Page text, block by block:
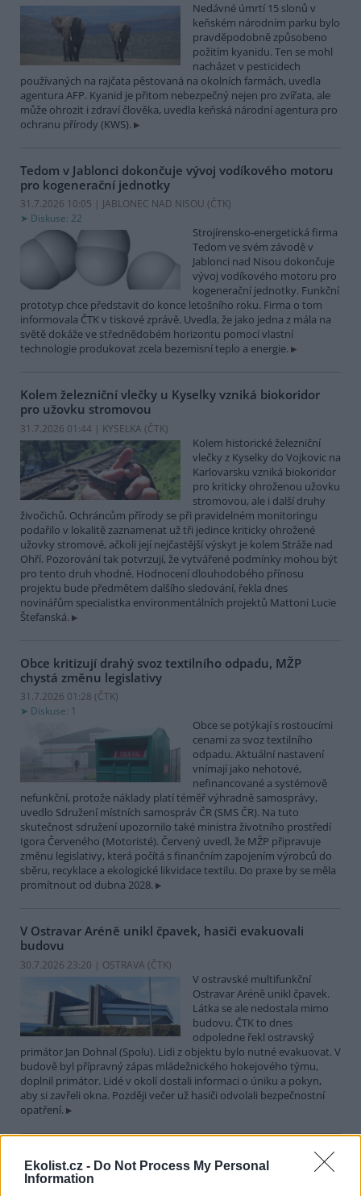
Ekolist.cz - Do Not Process My Personal
Information
Nedávné úmrtí 15 slonů v
keňském národním parku bylo
pravděpodobně způsobeno
požitím kyanidu. Ten se mohl
nacházet v pesticidech
používaných na rajčata pěstovaná na okolních farmách, uvedla
agentura AFP. Kyanid je přitom nebezpečný nejen pro zvířata, ale
může ohrozit i zdraví člověka, uvedla keňská národní agentura pro
ochranu přírody (KWS).
Tedom v Jablonci dokončuje vývoj vodíkového motoru
pro kogenerační jednotky
31.7.2026 10:05 | JABLONEC NAD NISOU (ČTK)
Diskuse: 22
Strojírensko-energetická firma
Tedom ve svém závodě v
Jablonci nad Nisou dokončuje
vývoj vodíkového motoru pro
kogenerační jednotky. Funkční
prototyp chce představit do konce letošního roku. Firma o tom
informovala ČTK v tiskové zprávě. Uvedla, že jako jedna z mála na
světě dokáže ve střednědobém horizontu pomocí vlastní
technologie produkovat zcela bezemisní teplo a energie.
Kolem železniční vlečky u Kyselky vzniká biokoridor
pro užovku stromovou
31.7.2026 01:44 | KYSELKA (ČTK)
Kolem historické železniční
vlečky z Kyselky do Vojkovic na
Karlovarsku vzniká biokoridor
pro kriticky ohroženou užovku
stromovou, ale i další druhy
živočichů. Ochráncům přírody se při pravidelném monitoringu
podařilo v lokalitě zaznamenat už tři jedince kriticky ohrožené
užovky stromové, ačkoli její nejčastější výskyt je kolem Stráže nad
Ohří. Pozorování tak potvrzují, že vytvářené podmínky mohou být
pro tento druh vhodné. Hodnocení dlouhodobého přínosu
projektu bude předmětem dalšího sledování, řekla dnes
novinářům specialistka environmentálních projektů Mattoni Lucie
Štefanská.
Obce kritizují drahý svoz textilního odpadu, MŽP
chystá změnu legislativy
31.7.2026 01:28 (ČTK)
Diskuse: 1
Obce se potýkají s rostoucími
cenami za svoz textilního
odpadu. Aktuální nastavení
vnímají jako nehotové,
nefinancované a systémově
nefunkční, protože náklady platí téměř výhradně samosprávy,
uvedlo Sdružení místních samospráv ČR (SMS ČR). Na tuto
skutečnost sdružení upozornilo také ministra životního prostředí
Igora Červeného (Motoristé). Červený uvedl, že MŽP připravuje
změnu legislativy, která počítá s finančním zapojením výrobců do
sběru, recyklace a ekologické likvidace textilu. Do praxe by se měla
promítnout od dubna 2028.
V Ostravar Aréně unikl čpavek, hasiči evakuovali
budovu
30.7.2026 23:20 | OSTRAVA (ČTK)
V ostravské multifunkční
Ostravar Aréně unikl čpavek.
Látka se ale nedostala mimo
budovu. ČTK to dnes
odpoledne řekl ostravský
primátor Jan Dohnal (Spolu). Lidi z objektu bylo nutné evakuovat. V
budově byl přípravný zápas mládežnického hokejového týmu,
doplnil primátor. Lidé v okolí dostali informaci o úniku a pokyn,
aby si zavřeli okna. Později večer už hasiči odvolali bezpečnostní
opatření.
Města Hranice a Rögnitzlosau spojí projekt Společně za
vodu a klima. Pomůže mimo jiné i perlorodce říční